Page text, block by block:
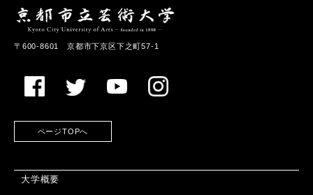
〒600-8601 京都市下京区下之町57-1
ページTOPへ
大学概要